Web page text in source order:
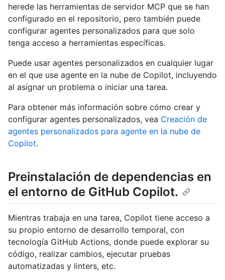
herede las herramientas de servidor MCP que se han
configurado en el repositorio, pero también puede
configurar agentes personalizados para que solo
tenga acceso a herramientas específicas.
Puede usar agentes personalizados en cualquier lugar
en el que use agente en la nube de Copilot, incluyendo
al asignar un problema o iniciar una tarea.
Para obtener más información sobre cómo crear y
configurar agentes personalizados, vea Creación de
agentes personalizados para agente en la nube de
Copilot.
Preinstalación de dependencias en
el entorno de GitHub Copilot.
Mientras trabaja en una tarea, Copilot tiene acceso a
su propio entorno de desarrollo temporal, con
tecnología GitHub Actions, donde puede explorar su
código, realizar cambios, ejecutar pruebas
automatizadas y linters, etc.